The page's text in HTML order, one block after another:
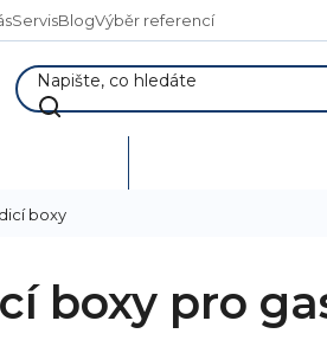
ServisBlogVýběr referencí
boxy
boxy pro